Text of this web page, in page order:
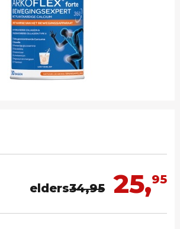
25,95
elders34,95